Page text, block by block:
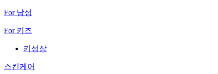
For 남성
For 키즈
키성장
스킨케어